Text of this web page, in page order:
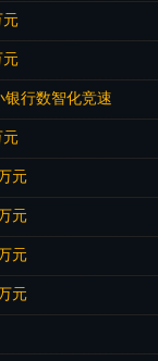
元
元
行数智化竞速
元
元
元
元
元